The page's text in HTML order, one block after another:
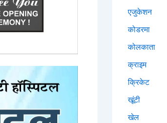
एजुकेशन
कोडरमा
कोलकाता
क्राइम
क्रिकेट
खूंटी
खेल